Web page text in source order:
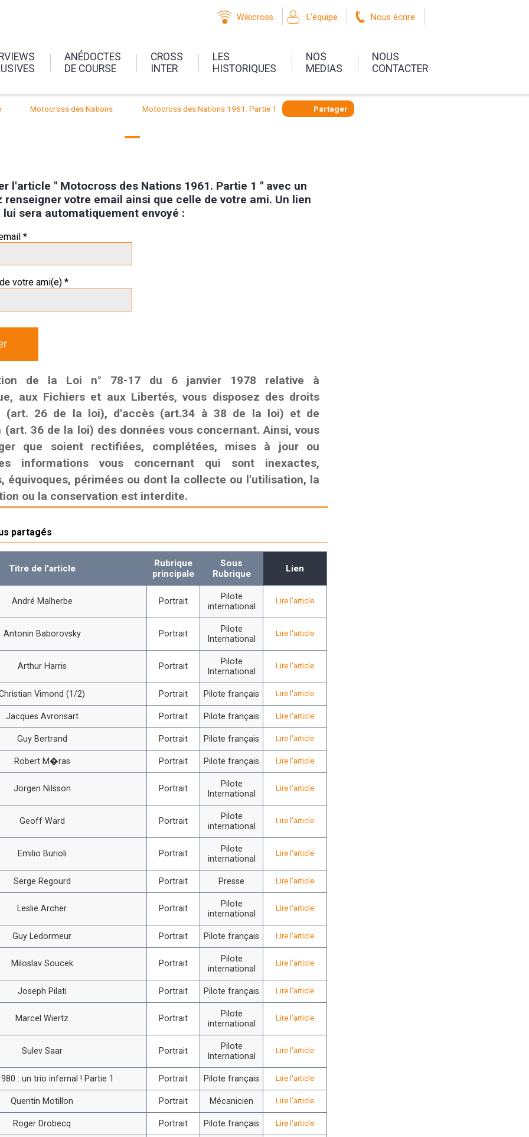
Wikicross L'équipe Nous écrire
ANÉDOCTES
DE COURSE
CROSS
INTER
LES
HISTORIQUES
NOS
MEDIAS
NOUS
CONTACTER
Motocross des Nations Motocross des Nations 1961. Partie 1 Partager
l'article " Motocross des Nations 1961. Partie 1 " avec un
renseigner votre email ainsi que celle de votre ami. Un lien
sera automatiquement envoyé :
*
votre ami(e) *
de la Loi n° 78-17 du 6 janvier 1978 relative à
aux Fichiers et aux Libertés, vous disposez des droits
(art. 26 de la loi), d'accès (art.34 à 38 de la loi) et de
36 de la loi) des données vous concernant. Ainsi, vous
que soient rectifiées, complétées, mises à jour ou
informations vous concernant qui sont inexactes,
équivoques, périmées ou dont la collecte ou l'utilisation, la
ou la conservation est interdite.
partagés
Titre de l'article
Rubrique
principale
Sous
Rubrique
Lien
André Malherbe Portrait
Pilote
international
Lire l'article
Antonin Baborovsky Portrait
Pilote
International
Lire l'article
Arthur Harris Portrait
Pilote
International
Lire l'article
Vimond (1/2) Portrait Pilote français Lire l'article
Jacques Avronsart Portrait Pilote français Lire l'article
Guy Bertrand Portrait Pilote français Lire l'article
Robert M�ras Portrait Pilote français Lire l'article
Jorgen Nilsson Portrait
Pilote
International
Lire l'article
Geoff Ward Portrait
Pilote
international
Lire l'article
Emilio Burioli Portrait
Pilote
international
Lire l'article
Serge Regourd Portrait Presse Lire l'article
Leslie Archer Portrait
Pilote
international
Lire l'article
Guy Ledormeur Portrait Pilote français Lire l'article
Miloslav Soucek Portrait
Pilote
international
Lire l'article
Joseph Pilati Portrait Pilote français Lire l'article
Marcel Wiertz Portrait
Pilote
international
Lire l'article
Sulev Saar Portrait
Pilote
International
Lire l'article
: un trio infernal ! Partie 1 Portrait Pilote français Lire l'article
Quentin Motillon Portrait Mécanicien Lire l'article
Roger Drobecq Portrait Pilote français Lire l'article